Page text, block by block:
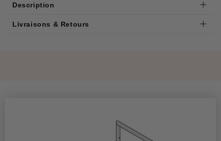
Description
Livraisons & Retours